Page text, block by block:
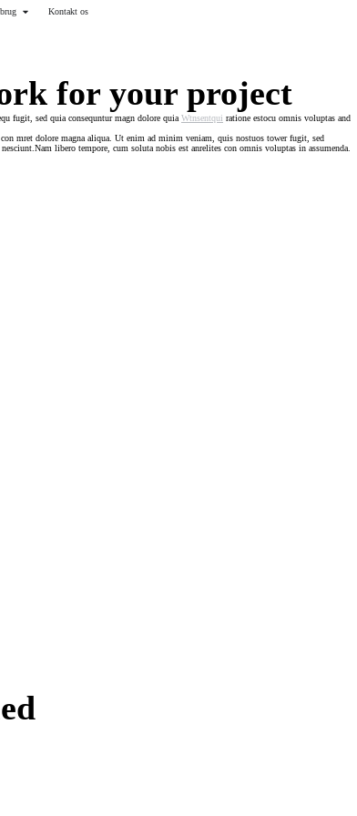
Kontakt os
for your project
fugit, sed quia consequntur magn dolore quia Wtnsentqui ratione estocu omnis voluptas and
mret dolore magna aliqua. Ut enim ad minim veniam, quis nostuos tower fugit, sed
libero tempore, cum soluta nobis est anrelites con omnis voluptas in assumenda.